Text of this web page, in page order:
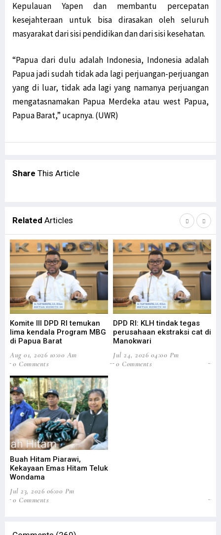
Kepulauan Yapen dan membantu percepatan
kesejahteraan untuk bisa dirasakan oleh seluruh
masyarakat dari sisi pendidikan dan dari sisi kesehatan.
“Papua dari dulu adalah Indonesia, Indonesia adalah
Papua jadi sudah tidak ada lagi perjuangan-perjuangan
yang di luar, tidak ada lagi yang namanya perjuangan
mengatasnamakan Papua Merdeka atau west Papua,
Papua Barat,” ucapnya. (UWR)
Share This Article
Related Articles
Komite III DPD RI temukan
lima kendala Program MBG
di Papua Barat
Aug 01, 2026 10:00 Am
0 Comments
DPD RI: KLH tindak tegas
perusahaan ekstraksi cat di
Manokwari
Jul 24, 2026 04:00 Pm
0 Comments
Buah Hitam Piarawi,
Kekayaan Emas Hitam Teluk
Wondama
Jul 23, 2026 06:00 Pm
0 Comments